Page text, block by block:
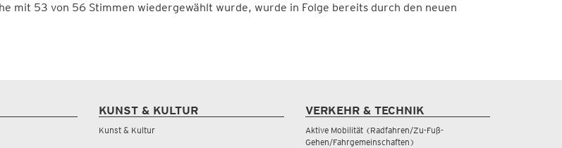
mit 53 von 56 Stimmen wiedergewählt wurde, wurde in Folge bereits durch den neuen
KUNST & KULTUR
Kunst & Kultur
VERKEHR & TECHNIK
Aktive Mobilität (Radfahren/Zu-Fuß-
Gehen/Fahrgemeinschaften)